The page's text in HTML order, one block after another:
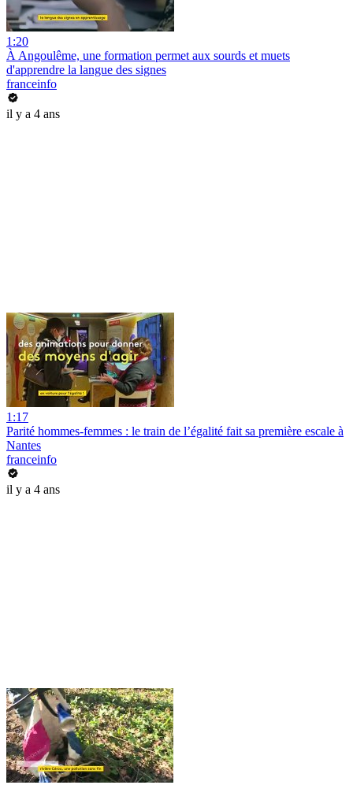
1:20
À Angoulême, une formation permet aux sourds et muets
d'apprendre la langue des signes
franceinfo
il y a 4 ans
1:17
Parité hommes-femmes : le train de l’égalité fait sa première escale à
Nantes
franceinfo
il y a 4 ans